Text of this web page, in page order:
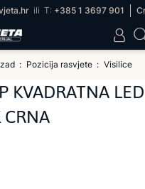
ili T: +385 1 3697 901
Pozicija rasvjete Visilice
KVADRATNA